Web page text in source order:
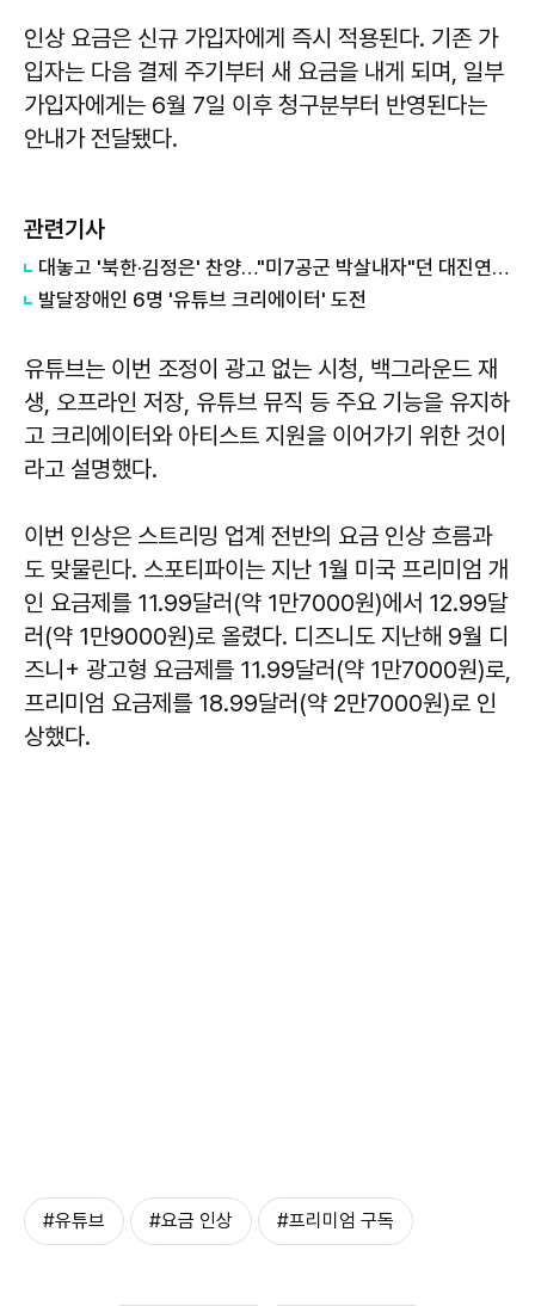
인상 요금은 신규 가입자에게 즉시 적용된다. 기존 가
입자는 다음 결제 주기부터 새 요금을 내게 되며, 일부
가입자에게는 6월 7일 이후 청구분부터 반영된다는
안내가 전달됐다.
관련기사
대놓고 '북한·김정은' 찬양…"미7공군 박살내자"던 대진연, 유튜브 충격 실체
발달장애인 6명 '유튜브 크리에이터' 도전
유튜브는 이번 조정이 광고 없는 시청, 백그라운드 재
생, 오프라인 저장, 유튜브 뮤직 등 주요 기능을 유지하
고 크리에이터와 아티스트 지원을 이어가기 위한 것이
라고 설명했다.
이번 인상은 스트리밍 업계 전반의 요금 인상 흐름과
도 맞물린다. 스포티파이는 지난 1월 미국 프리미엄 개
인 요금제를 11.99달러(약 1만7000원)에서 12.99달
러(약 1만9000원)로 올렸다. 디즈니도 지난해 9월 디
즈니+ 광고형 요금제를 11.99달러(약 1만7000원)로,
프리미엄 요금제를 18.99달러(약 2만7000원)로 인
상했다.
#유튜브 #요금 인상 #프리미엄 구독